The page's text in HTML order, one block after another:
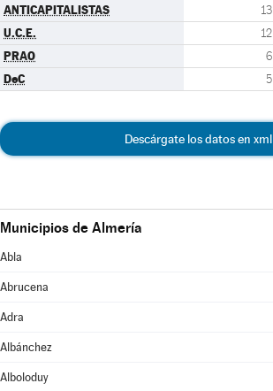
ANTICAPITALISTAS 13
U.C.E. 12
PRAO 6
DeC 5
Descárgate los datos en xml
Municipios de Almería
Abla
Abrucena
Adra
Albánchez
Alboloduy